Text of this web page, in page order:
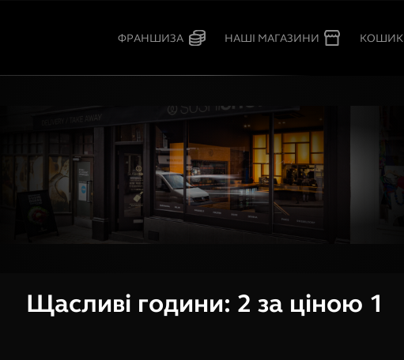
ФРАНШИЗА НАШІ МАГАЗИНИ КОШИК
Щасливі години: 2 за ціною 1